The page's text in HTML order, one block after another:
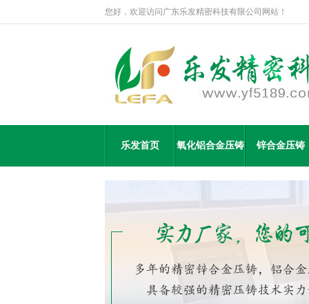
您好，欢迎访问广东乐发精密科技有限公司网站！
乐发首页 氧化铝合金压铸 锌合金压铸